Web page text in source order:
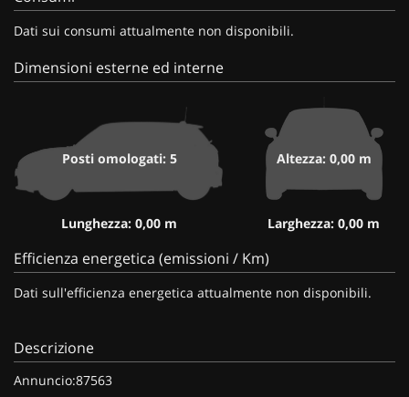
Dati sui consumi attualmente non disponibili.
Dimensioni esterne ed interne
Posti omologati: 5
Lunghezza: 0,00 m
Altezza: 0,00 m
Larghezza: 0,00 m
Efficienza energetica (emissioni / Km)
Dati sull'efficienza energetica attualmente non disponibili.
Descrizione
Annuncio:87563